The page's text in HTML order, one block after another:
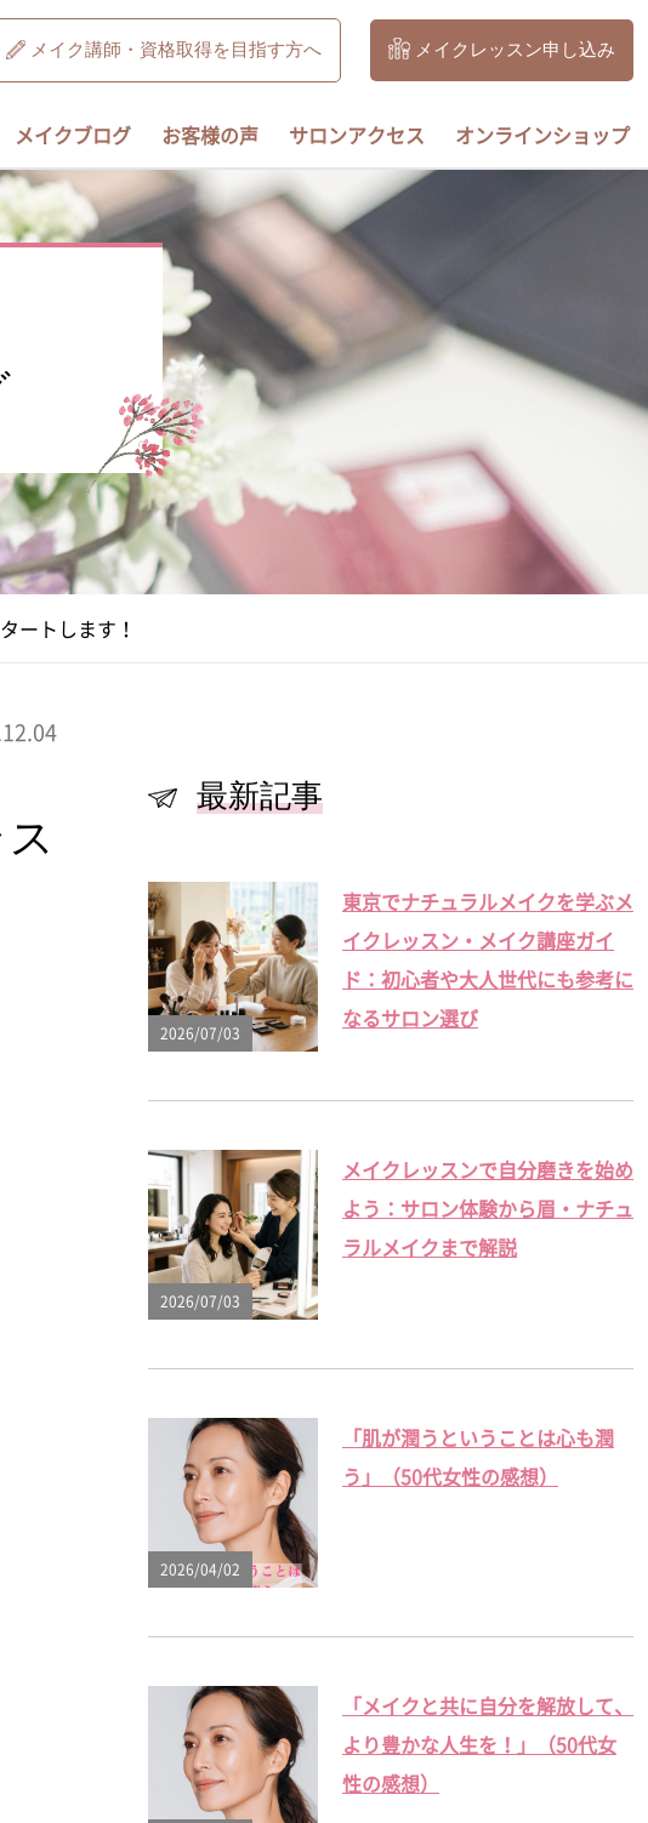
メイク講師・資格取得を目指す方へ メイクレッスン申し込み
メイクブログ お客様の声 サロンアクセス オンラインショップ
ートします！
最新記事
2026/07/03
東京でナチュラルメイクを学ぶメ
イクレッスン・メイク講座ガイ
ド：初心者や大人世代にも参考に
なるサロン選び
2026/07/03
メイクレッスンで自分磨きを始め
よう：サロン体験から眉・ナチュ
ラルメイクまで解説
2026/04/02
「肌が潤うということは心も潤
う」（50代女性の感想）
「メイクと共に自分を解放して、
より豊かな人生を！」（50代女
性の感想）